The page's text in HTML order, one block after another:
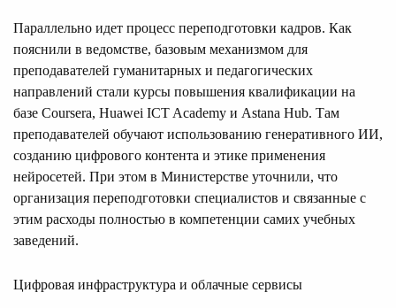
Параллельно идет процесс переподготовки кадров. Как
пояснили в ведомстве, базовым механизмом для
преподавателей гуманитарных и педагогических
направлений стали курсы повышения квалификации на
базе Coursera, Huawei ICT Academy и Astana Hub. Там
преподавателей обучают использованию генеративного ИИ,
созданию цифрового контента и этике применения
нейросетей. При этом в Министерстве уточнили, что
организация переподготовки специалистов и связанные с
этим расходы полностью в компетенции самих учебных
заведений.
Цифровая инфраструктура и облачные сервисы